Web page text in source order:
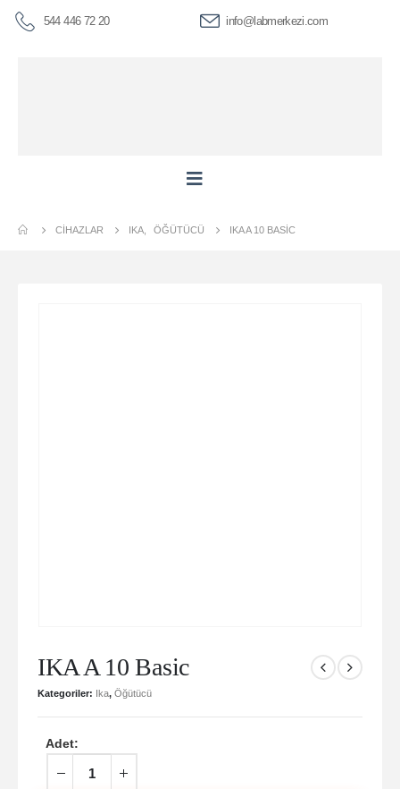
544 446 72 20 info@labmerkezi.com
CIHAZLAR IKA ÖĞÜTÜCÜ IKA A 10 BASIC
IKA A 10 Basic
Kategoriler: Ika, Öğütücü
Adet: